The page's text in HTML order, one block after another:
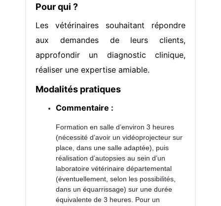
Pour qui ?
Les vétérinaires souhaitant répondre
aux demandes de leurs clients,
approfondir un diagnostic clinique,
réaliser une expertise amiable.
Modalités pratiques
Commentaire :
Formation en salle d’environ 3 heures
(nécessité d’avoir un vidéoprojecteur sur
place, dans une salle adaptée), puis
réalisation d’autopsies au sein d’un
laboratoire vétérinaire départemental
(éventuellement, selon les possibilités,
dans un équarrissage) sur une durée
équivalente de 3 heures. Pour un